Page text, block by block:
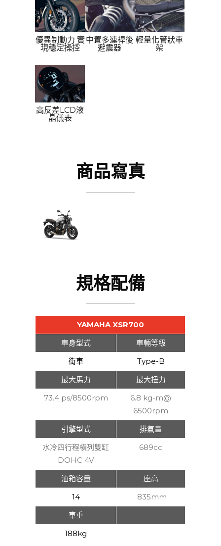
優異制動力 實
現穩定操控
中置多連桿後
避震器
輕量化管狀車
架
高反差LCD液
晶儀表
商品寫真
規格配備
YAMAHA XSR700
車身型式
車輛等級
街車
Type-B
最大馬力
最大扭力
73.4 ps/8500rpm
6.8 kg-m@
6500rpm
引擎型式
排氣量
水冷四行程橫列雙缸
DOHC 4V
689cc
油箱容量
座高
14
835mm
車重
188kg